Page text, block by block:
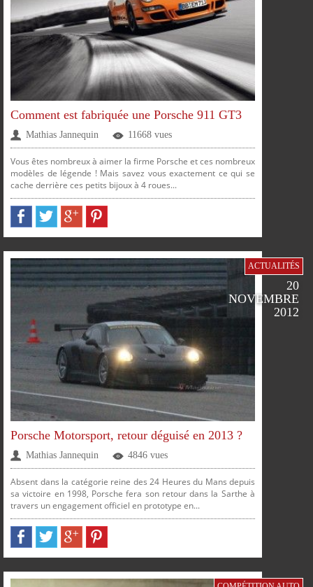
PLUS
FACEBOOKTWITTERGOOGLEPINTEREST
SUR SUR SUR SUR
PARTAGERPARTAGERPARTAGERPARTAGER
Comment est fabriquée une Porsche 911 GT3
Mathias Jannequin 11668 vues
Vous êtes nombreux à aimer la firme Porsche et ces nombreux
modèles de légende ! Mais savez vous exactement ce qui se
cache derrière ces petits bijoux à 4 roues...
ACTUALITÉS
20
NOVEMBRE
2012
Porsche Motorsport, retour déguisé en 2013 ?
Mathias Jannequin 4846 vues
Absent dans la catégorie reine des 24 Heures du Mans depuis
sa victoire en 1998, Porsche fera son retour dans la Sarthe à
travers un engagement officiel en prototype en...